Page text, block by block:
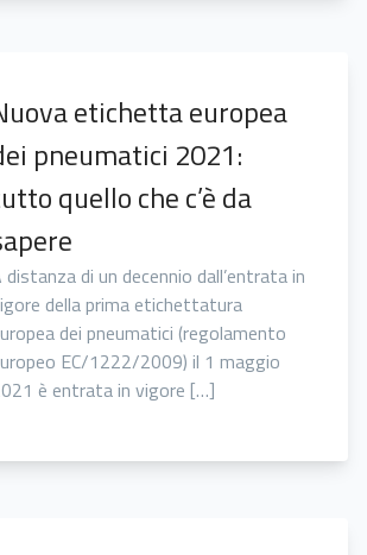
etichetta europea
pneumatici 2021:
quello che c’è da
distanza di un decennio dall’entrata in
della prima etichettatura
dei pneumatici (regolamento
EC/1222/2009) il 1 maggio
è entrata in vigore […]